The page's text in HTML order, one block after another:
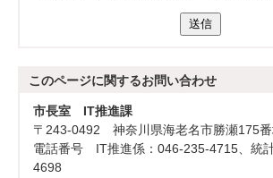
送信
このページに関するお問い合わせ
市長室 IT推進課
〒243-0492 神奈川県海老名市勝瀬175番
電話番号 IT推進係：046-235-4715、統
4698